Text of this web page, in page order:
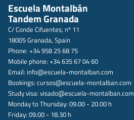
Escuela Montalbán
Tandem Granada
C/ Conde Cifuentes, nº 11
18005 Granada, Spain
Phone: +34 958 25 68 75
Mobile phone: +34 635 67 04 60
Email: info@escuela-montalban.com
Bookings: cursos@escuela-montalban.com
Study visa: visado@escuela-montalban.com
Monday to Thursday: 09.00 - 20.00 h
Friday: 09.00 - 18.30 h